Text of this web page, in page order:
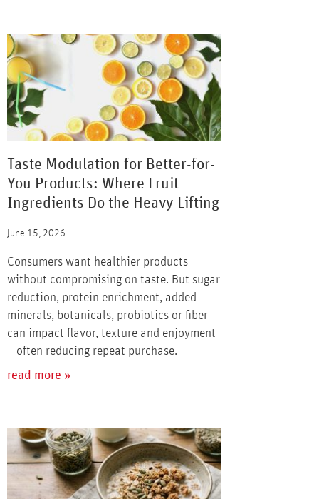
Taste Modulation for Better-for-
You Products: Where Fruit
Ingredients Do the Heavy Lifting
June 15, 2026
Consumers want healthier products
without compromising on taste. But sugar
reduction, protein enrichment, added
minerals, botanicals, probiotics or fiber
can impact flavor, texture and enjoyment
—often reducing repeat purchase.
read more »